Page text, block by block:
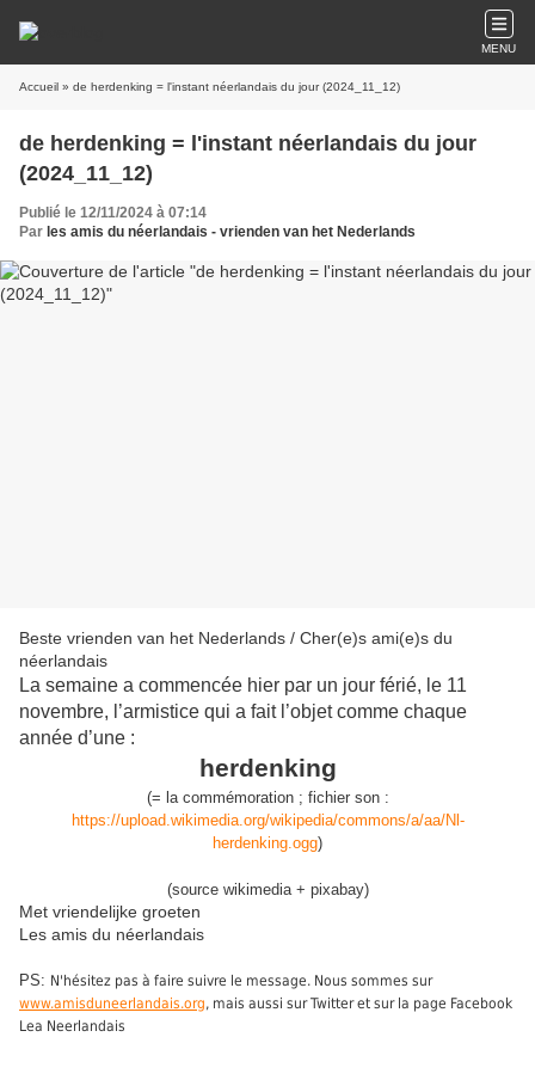
MENU
Accueil » de herdenking = l'instant néerlandais du jour (2024_11_12)
de herdenking = l'instant néerlandais du jour
(2024_11_12)
Publié le 12/11/2024 à 07:14
Par les amis du néerlandais - vrienden van het Nederlands
Beste vrienden van het Nederlands / Cher(e)s ami(e)s du
néerlandais
La semaine a commencée hier par un jour férié, le 11
novembre, l’armistice qui a fait l’objet comme chaque
année d’une :
herdenking
(= la commémoration; fichier son :
https://upload.wikimedia.org/wikipedia/commons/a/aa/Nl-
herdenking.ogg)
(source wikimedia + pixabay)
Met vriendelijke groeten
Les amis du néerlandais
PS: N'hésitez pas à faire suivre le message. Nous sommes sur
www.amisduneerlandais.org, mais aussi sur Twitter et sur la page Facebook
Lea Neerlandais